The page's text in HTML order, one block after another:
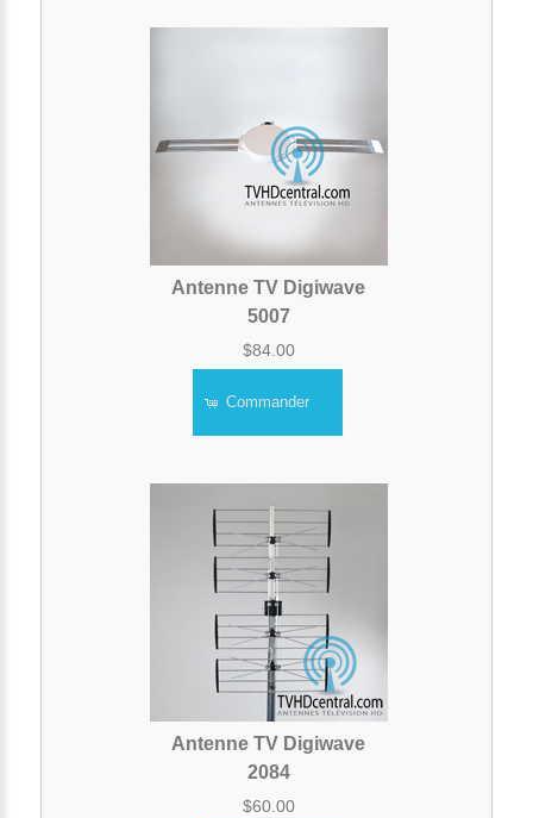
Antenne TV Digiwave
5007
$84.00
Commander
Antenne TV Digiwave
2084
$60.00